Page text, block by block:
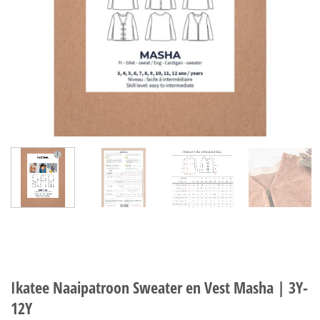
Ikatee Naaipatroon Sweater en Vest Masha | 3Y-
12Y